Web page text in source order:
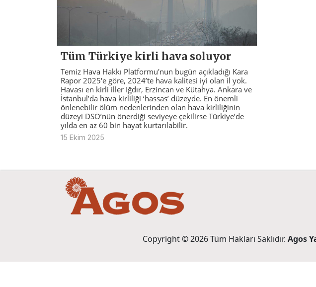
Tüm Türkiye kirli hava soluyor
Temiz Hava Hakkı Platformu'nun bugün açıkladığı Kara
Rapor 2025'e göre, 2024’te hava kalitesi iyi olan il yok.
Havası en kirli iller Iğdır, Erzincan ve Kütahya. Ankara ve
İstanbul’da hava kirliliği ‘hassas’ düzeyde. En önemli
önlenebilir ölüm nedenlerinden olan hava kirliliğinin
düzeyi DSÖ’nün önerdiği seviyeye çekilirse Türkiye’de
yılda en az 60 bin hayat kurtarılabilir.
15 Ekim 2025
Copyright © 2026 Tüm Hakları Saklıdır. Agos